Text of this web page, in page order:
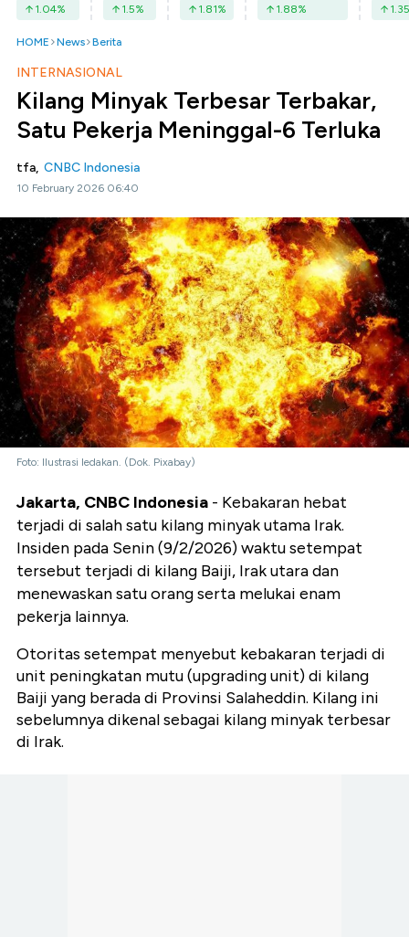
1.04% 1.5% 1.81% 1.88% 1.35
HOME News Berita
INTERNASIONAL
Kilang Minyak Terbesar Terbakar,
Satu Pekerja Meninggal-6 Terluka
tfa, CNBC Indonesia
10 February 2026 06:40
Foto: Ilustrasi ledakan. (Dok. Pixabay)
Jakarta, CNBC Indonesia - Kebakaran hebat
terjadi di salah satu kilang minyak utama Irak.
Insiden pada Senin (9/2/2026) waktu setempat
tersebut terjadi di kilang Baiji, Irak utara dan
menewaskan satu orang serta melukai enam
pekerja lainnya.
Otoritas setempat menyebut kebakaran terjadi di
unit peningkatan mutu (upgrading unit) di kilang
Baiji yang berada di Provinsi Salaheddin. Kilang ini
sebelumnya dikenal sebagai kilang minyak terbesar
di Irak.